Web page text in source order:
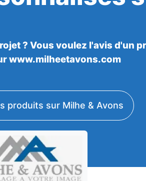
? Vous voulez l'avis d'un
www.milheetavons.com
produits sur Milhe & Avons